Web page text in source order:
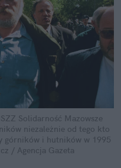
Solidarność Mazowsze
niezależnie od tego kto
górników i hutników w 1995
/ Agencja Gazeta